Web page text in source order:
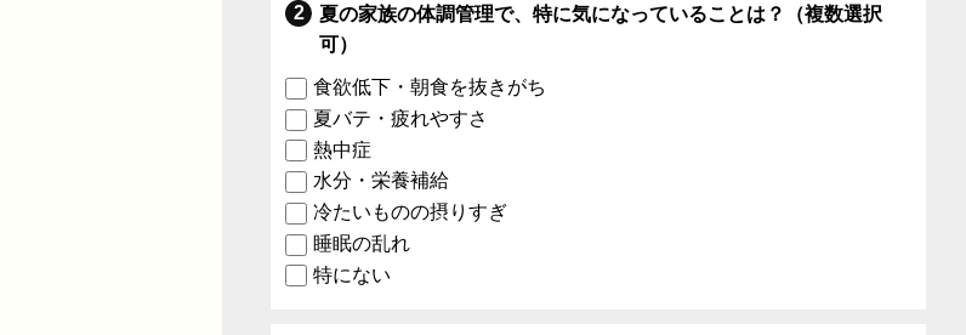
夏の家族の体調管理で、特に気になっていることは？（複数選択
可）
食欲低下・朝食を抜きがち
夏バテ・疲れやすさ
熱中症
水分・栄養補給
冷たいものの摂りすぎ
睡眠の乱れ
特にない